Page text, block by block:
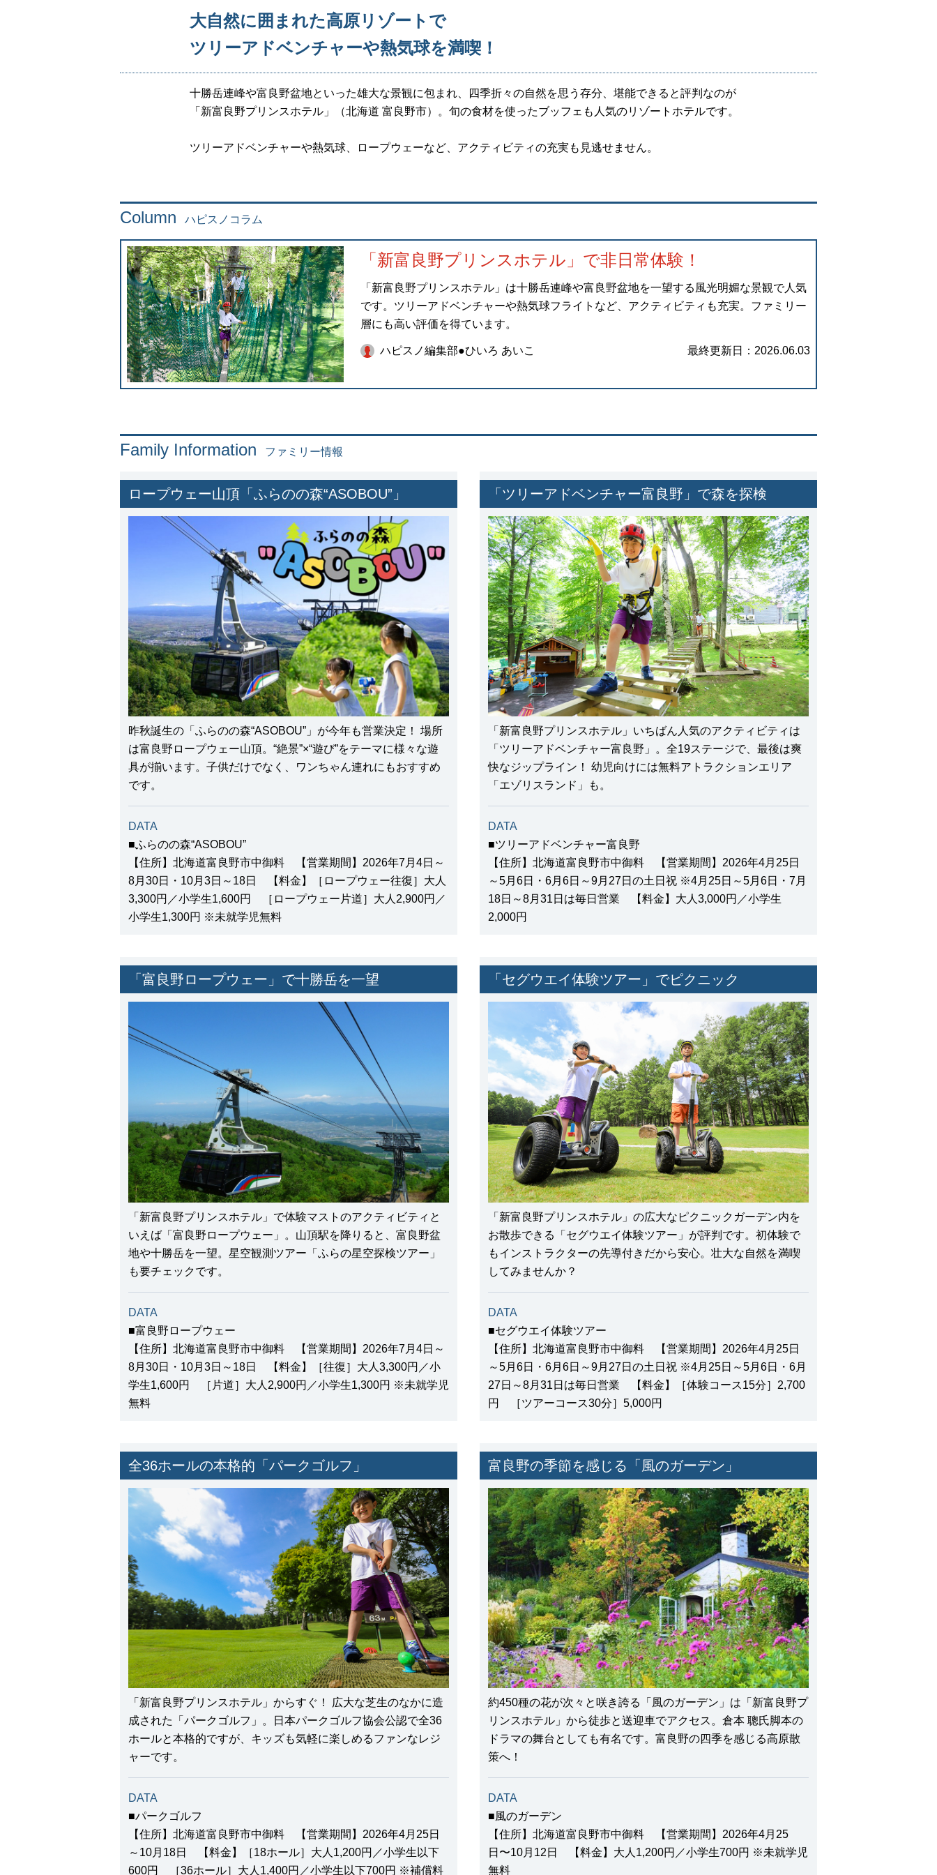
大自然に囲まれた高原リゾートで
ツリーアドベンチャーや熱気球を満喫！
十勝岳連峰や富良野盆地といった雄大な景観に包まれ、四季折々の自然を思う存分、堪能できると評判なのが
「新富良野プリンスホテル」（北海道 富良野市）。旬の食材を使ったブッフェも人気のリゾートホテルです。
ツリーアドベンチャーや熱気球、ロープウェーなど、アクティビティの充実も見逃せません。
Column ハピスノコラム
「新富良野プリンスホテル」で非日常体験！
「新富良野プリンスホテル」は十勝岳連峰や富良野盆地を一望する風光明媚な景観で人気
です。ツリーアドベンチャーや熱気球フライトなど、アクティビティも充実。ファミリー
層にも高い評価を得ています。
ハピスノ編集部●ひいろ あいこ 2026.06.03
Family Information ファミリー情報
ロープウェー山頂「ふらのの森“ASOBOU”」
昨秋誕生の「ふらのの森“ASOBOU”」が今年も営業決定！ 場所
は富良野ロープウェー山頂。“絶景”×“遊び”をテーマに様々な遊
具が揃います。子供だけでなく、ワンちゃん連れにもおすすめ
です。
DATA
■ふらのの森“ASOBOU”
【住所】北海道富良野市中御料 【営業期間】2026年7月4日～
8月30日・10月3日～18日 【料金】［ロープウェー往復］大人
3,300円／小学生1,600円 ［ロープウェー片道］大人2,900円／
小学生1,300円 ※未就学児無料
「ツリーアドベンチャー富良野」で森を探検
「新富良野プリンスホテル」いちばん人気のアクティビティは
「ツリーアドベンチャー富良野」。全19ステージで、最後は爽
快なジップライン！ 幼児向けには無料アトラクションエリア
「エゾリスランド」も。
DATA
■ツリーアドベンチャー富良野
【住所】北海道富良野市中御料 【営業期間】2026年4月25日
～5月6日・6月6日～9月27日の土日祝 ※4月25日～5月6日・7月
18日～8月31日は毎日営業 【料金】大人3,000円／小学生
2,000円
「富良野ロープウェー」で十勝岳を一望
「新富良野プリンスホテル」で体験マストのアクティビティと
いえば「富良野ロープウェー」。山頂駅を降りると、富良野盆
地や十勝岳を一望。星空観測ツアー「ふらの星空探検ツアー」
も要チェックです。
DATA
■富良野ロープウェー
【住所】北海道富良野市中御料 【営業期間】2026年7月4日～
8月30日・10月3日～18日 【料金】［往復］大人3,300円／小
学生1,600円 ［片道］大人2,900円／小学生1,300円 ※未就学児
無料
「セグウエイ体験ツアー」でピクニック
「新富良野プリンスホテル」の広大なピクニックガーデン内を
お散歩できる「セグウエイ体験ツアー」が評判です。初体験で
もインストラクターの先導付きだから安心。壮大な自然を満喫
してみませんか？
DATA
■セグウエイ体験ツアー
【住所】北海道富良野市中御料 【営業期間】2026年4月25日
～5月6日・6月6日～9月27日の土日祝 ※4月25日～5月6日・6月
27日～8月31日は毎日営業 【料金】［体験コース15分］2,700
円 ［ツアーコース30分］5,000円
全36ホールの本格的「パークゴルフ」
「新富良野プリンスホテル」からすぐ！ 広大な芝生のなかに造
成された「パークゴルフ」。日本パークゴルフ協会公認で全36
ホールと本格的ですが、キッズも気軽に楽しめるファンなレジ
ャーです。
DATA
■パークゴルフ
【住所】北海道富良野市中御料 【営業期間】2026年4月25日
～10月18日 【料金】［18ホール］大人1,200円／小学生以下
600円 ［36ホール］大人1,400円／小学生以下700円 ※補償料
富良野の季節を感じる「風のガーデン」
約450種の花が次々と咲き誇る「風のガーデン」は「新富良野プ
リンスホテル」から徒歩と送迎車でアクセス。倉本 聰氏脚本の
ドラマの舞台としても有名です。富良野の四季を感じる高原散
策へ！
DATA
■風のガーデン
【住所】北海道富良野市中御料 【営業期間】2026年4月25
日〜10月12日 【料金】大人1,200円／小学生700円 ※未就学児
無料